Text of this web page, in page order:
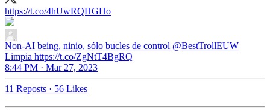
https://t.co/4hUwRQHGHo
Non-AI being, ninio, sólo bucles de control @BestTrollEUW
Limpia https://t.co/ZgNtT4BgRQ
8:44 PM · Mar 27, 2023
11 Reposts · 56 Likes